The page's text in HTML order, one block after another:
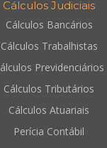
Cálculos Judiciais
Cálculos Bancários
Cálculos Trabalhistas
Previdenciários
Cálculos Tributários
Cálculos Atuariais
Perícia Contábil